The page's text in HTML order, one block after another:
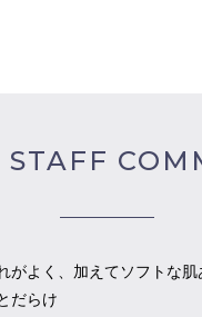
STAFF
がよく、加えてソフトな
だらけ